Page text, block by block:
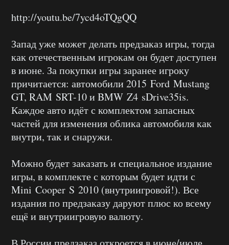
http://youtu.be/7ycd4oTQgQQ
Запад уже может делать предзаказ игры, тогда
как отечественным игрокам он будет доступен
в июне. За покупки игры заранее игроку
причитается: автомобили 2015 Ford Mustang
GT, RAM SRT-10 и BMW Z4 sDrive35is.
Каждое авто идёт с комплектом запасных
частей для изменения облика автомобиля как
внутри, так и снаружи.
Можно будет заказать и специальное издание
игры, в комплекте с которым будет идти с
Mini Cooper S 2010 (внутриигровой!). Все
издания по предзаказу даруют плюс ко всему
ещё и внутриигровую валюту.